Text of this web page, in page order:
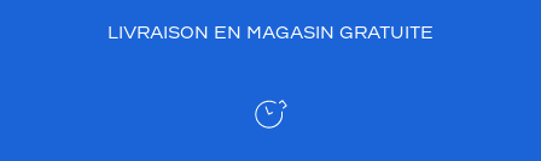
LIVRAISON EN MAGASIN GRATUITE